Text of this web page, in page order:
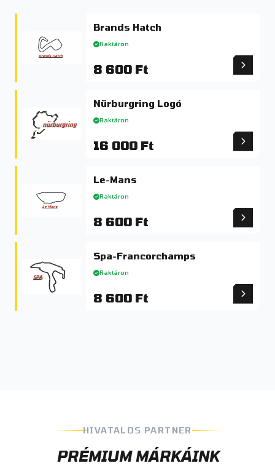
Brands Hatch
Raktáron
8 600 Ft
Nürburgring Logó
Raktáron
16 000 Ft
Le-Mans
Raktáron
8 600 Ft
Spa-Francorchamps
Raktáron
8 600 Ft
HIVATALOS PARTNER
PRÉMIUM MÁRKÁINK